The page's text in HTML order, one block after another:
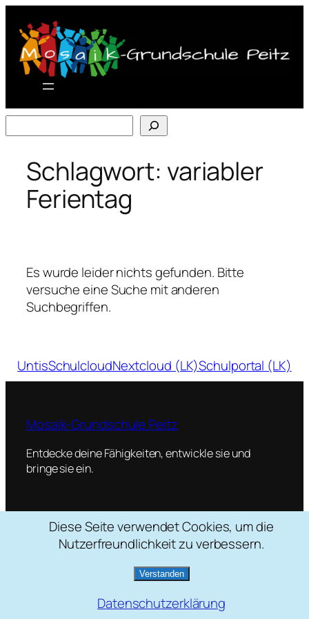
Inhalt
springen
Schlagwort: variabler
Ferientag
Es wurde leider nichts gefunden. Bitte
versuche eine Suche mit anderen
Suchbegriffen.
UntisSchulcloudNextcloud (LK)Schulportal (LK)
Mosaik-Grundschule Peitz
Entdecke deine Fähigkeiten, entwickle sie und
bringe sie ein.
Schulstraße 2, 03185 Peitz
035601 / 22088
mosaik[at]grundschule-peitz.de
Diese Seite verwendet Cookies, um die
Nutzerfreundlichkeit zu verbessern.
Verstanden
Datenschutzerklärung